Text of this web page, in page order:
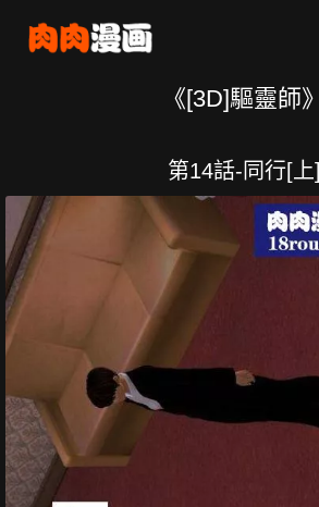
《[3D]驅靈師》
第14話-同行[上]